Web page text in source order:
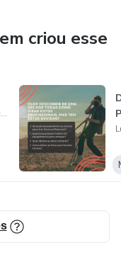
criou esse
Lucas Gabriel Rodrigues Sales